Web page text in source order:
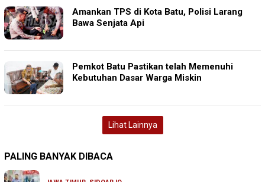
Amankan TPS di Kota Batu, Polisi Larang
Bawa Senjata Api
Pemkot Batu Pastikan telah Memenuhi
Kebutuhan Dasar Warga Miskin
Lihat Lainnya
PALING BANYAK DIBACA